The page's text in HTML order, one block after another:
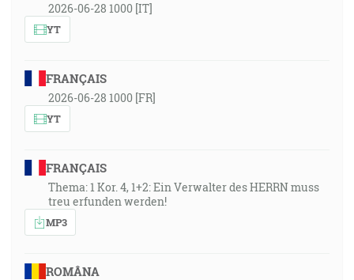
2026-06-28 1000 [IT]
YT
FRANÇAIS
2026-06-28 1000 [FR]
YT
FRANÇAIS
Thema: 1 Kor. 4, 1+2: Ein Verwalter des HERRN muss
treu erfunden werden!
MP3
ROMÂNA